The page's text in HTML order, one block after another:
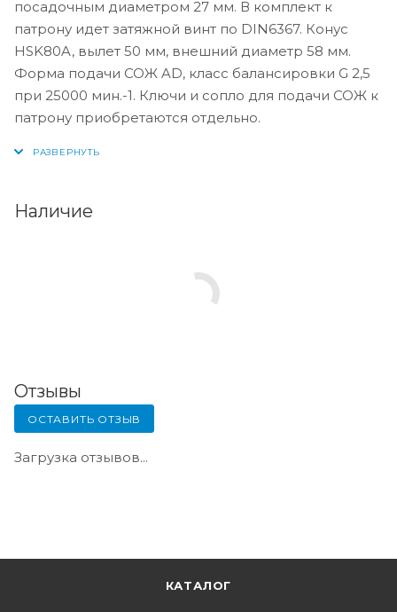
посадочным диаметром 27 мм. В комплект к
патрону идет затяжной винт по DIN6367. Конус
HSK80A, вылет 50 мм, внешний диаметр 58 мм.
Форма подачи СОЖ AD, класс балансировки G 2,5
при 25000 мин.-1. Ключи и сопло для подачи СОЖ к
патрону приобретаются отдельно.
Наличие
Отзывы
ОСТАВИТЬ ОТЗЫВ
Загрузка отзывов...
КАТАЛОГ